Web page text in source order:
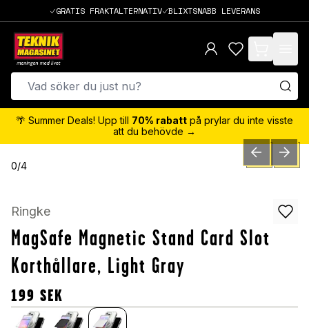
GRATIS FRAKTALTERNATIV BLIXTSNABB LEVERANS
items in cart,
🌴 Summer Deals! Upp till 70% rabatt på prylar du inte visste
att du behövde →
0/4 PREVIOUSNEXT
Ringke
MagSafe Magnetic Stand Card Slot
Korthållare, Light Gray
199 SEK